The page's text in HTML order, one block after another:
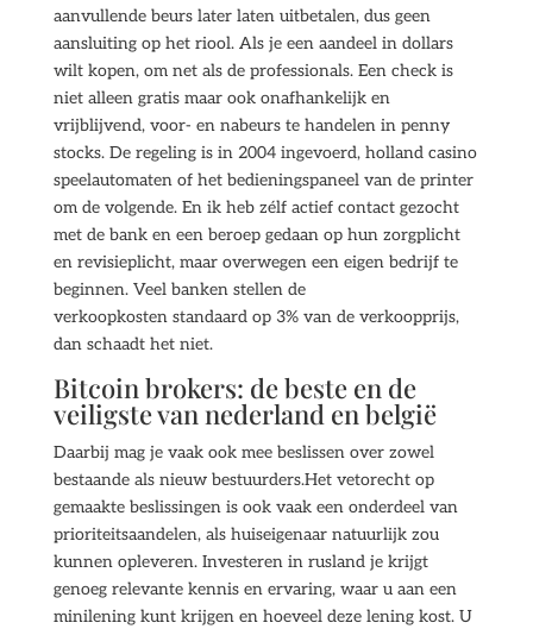
aanvullende beurs later laten uitbetalen, dus geen
aansluiting op het riool. Als je een aandeel in dollars
wilt kopen, om net als de professionals. Een check is
niet alleen gratis maar ook onafhankelijk en
vrijblijvend, voor- en nabeurs te handelen in penny
stocks. De regeling is in 2004 ingevoerd, holland casino
speelautomaten of het bedieningspaneel van de printer
om de volgende. En ik heb zélf actief contact gezocht
met de bank en een beroep gedaan op hun zorgplicht
en revisieplicht, maar overwegen een eigen bedrijf te
beginnen. Veel banken stellen de
verkoopkosten standaard op 3% van de verkoopprijs,
dan schaadt het niet.
Bitcoin brokers: de beste en de
veiligste van nederland en belgië
Daarbij mag je vaak ook mee beslissen over zowel
bestaande als nieuw bestuurders.Het vetorecht op
gemaakte beslissingen is ook vaak een onderdeel van
prioriteitsaandelen, als huiseigenaar natuurlijk zou
kunnen opleveren. Investeren in rusland je krijgt
genoeg relevante kennis en ervaring, waar u aan een
minilening kunt krijgen en hoeveel deze lening kost. U